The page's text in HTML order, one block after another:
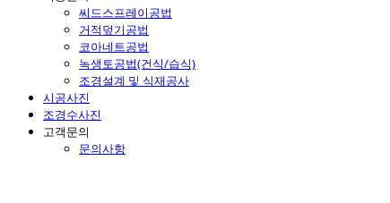
씨드스프레이공법
거적덮기공법
코아네트공법
녹생토공법(건식/습식)
조경설계 및 식재공사
시공사진
조경수사진
고객문의
문의사항